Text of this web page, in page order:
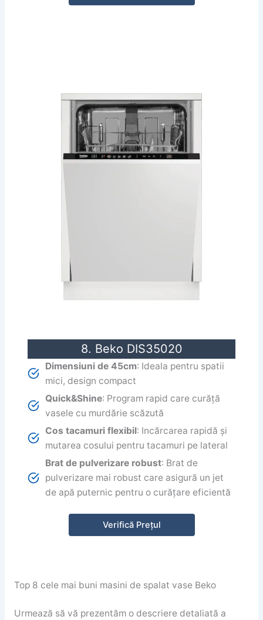
8. Beko DIS35020
Dimensiuni de 45cm: Ideala pentru spatii
mici, design compact
Quick&Shine: Program rapid care curăță
vasele cu murdărie scăzută
Cos tacamuri flexibil: Incărcarea rapidă și
mutarea cosului pentru tacamuri pe lateral
Brat de pulverizare robust: Brat de
pulverizare mai robust care asigură un jet
de apă puternic pentru o curățare eficientă
Verifică Prețul
Top 8 cele mai buni masini de spalat vase Beko
Urmează să vă prezentăm o descriere detaliată a